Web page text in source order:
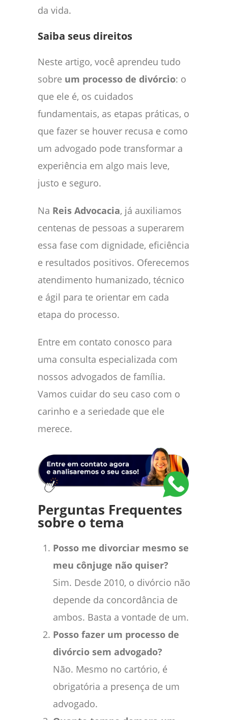
da vida.
Saiba seus direitos
Neste artigo, você aprendeu tudo
sobre um processo de divórcio: o
que ele é, os cuidados
fundamentais, as etapas práticas, o
que fazer se houver recusa e como
um advogado pode transformar a
experiência em algo mais leve,
justo e seguro.
Na Reis Advocacia, já auxiliamos
centenas de pessoas a superarem
essa fase com dignidade, eficiência
e resultados positivos. Oferecemos
atendimento humanizado, técnico
e ágil para te orientar em cada
etapa do processo.
Entre em contato conosco para
uma consulta especializada com
nossos advogados de família.
Vamos cuidar do seu caso com o
carinho e a seriedade que ele
merece.
Perguntas Frequentes
sobre o tema
Posso me divorciar mesmo se
meu cônjuge não quiser?
Sim. Desde 2010, o divórcio não
depende da concordância de
ambos. Basta a vontade de um.
Posso fazer um processo de
divórcio sem advogado?
Não. Mesmo no cartório, é
obrigatória a presença de um
advogado.